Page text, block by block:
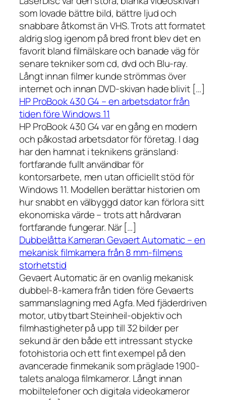
som lovade bättre bild, bättre ljud och
snabbare åtkomst än VHS. Trots att formatet
aldrig slog igenom på bred front blev det en
favorit bland filmälskare och banade väg för
senare tekniker som cd, dvd och Blu-ray.
Långt innan filmer kunde strömmas över
internet och innan DVD-skivan hade blivit […]
HP ProBook 430 G4 – en arbetsdator från
tiden före Windows 11
HP ProBook 430 G4 var en gång en modern
och påkostad arbetsdator för företag. I dag
har den hamnat i teknikens gränsland:
fortfarande fullt användbar för
kontorsarbete, men utan officiellt stöd för
Windows 11. Modellen berättar historien om
hur snabbt en välbyggd dator kan förlora sitt
ekonomiska värde – trots att hårdvaran
fortfarande fungerar. När […]
Dubbelåtta Kameran Gevaert Automatic – en
mekanisk filmkamera från 8 mm-filmens
storhetstid
Gevaert Automatic är en ovanlig mekanisk
dubbel-8-kamera från tiden före Gevaerts
sammanslagning med Agfa. Med fjäderdriven
motor, utbytbart Steinheil-objektiv och
filmhastigheter på upp till 32 bilder per
sekund är den både ett intressant stycke
fotohistoria och ett fint exempel på den
avancerade finmekanik som präglade 1900-
talets analoga filmkameror. Långt innan
mobiltelefoner och digitala videokameror